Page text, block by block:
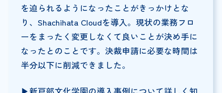
を迫られるようになったことがきっかけとな
り、Shachihata Cloudを導入。現状の業務フロ
ーをまったく変更しなくて良いことが決め手に
なったとのことです。決裁申請に必要な時間は
半分以下に削減できました。